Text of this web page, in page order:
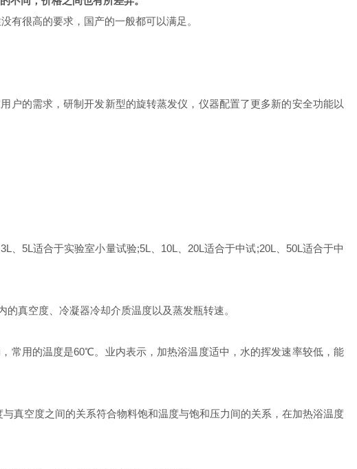
很高的要求，国产的一般都可以满足。
的需求，研制开发新型的旋转蒸发仪，仪器配置了更多新的安全功能以
5L适合于实验室小量试验;5L、10L、20L适合于中试;20L、50L适合于中
真空度、冷凝器冷却介质温度以及蒸发瓶转速。
用的温度是60℃。业内表示，加热浴温度适中，水的挥发速率较低，能
空度之间的关系符合物料饱和温度与饱和压力间的关系，在加热浴温度